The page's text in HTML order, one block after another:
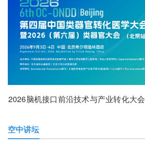
2026脑机接口前沿技术与产业转化大会
空中讲坛